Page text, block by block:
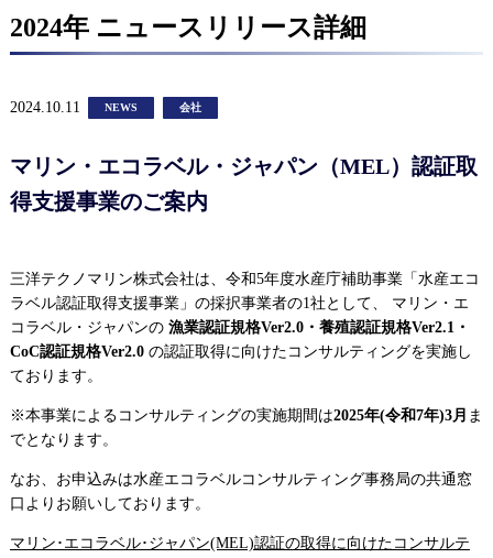
2024年 ニュースリリース詳細
2024.10.11 NEWS 会社
マリン・エコラベル・ジャパン（MEL）認証取
得支援事業のご案内
三洋テクノマリン株式会社は、令和5年度水産庁補助事業「水産エコ
ラベル認証取得支援事業」の採択事業者の1社として、 マリン・エ
コラベル・ジャパンの 漁業認証規格Ver2.0・養殖認証規格Ver2.1・
CoC認証規格Ver2.0の認証取得に向けたコンサルティングを実施し
ております。
※本事業によるコンサルティングの実施期間は2025年(令和7年)3月 ま
でとなります。
なお、お申込みは水産エコラベルコンサルティング事務局の共通窓
口よりお願いしております。
マリン･エコラベル･ジャパン(MEL)認証の取得に向けたコンサルテ